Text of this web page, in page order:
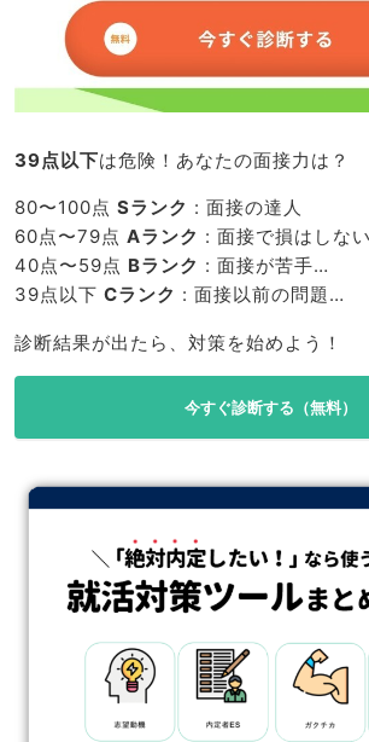
39点以下は危険！あなたの面接力は？
80〜100点 Sランク : 面接の達人
60点〜79点 Aランク : 面接で損はしない
40点〜59点 Bランク : 面接が苦手…
39点以下 Cランク : 面接以前の問題…
診断結果が出たら、対策を始めよう！
今すぐ診断する（無料）